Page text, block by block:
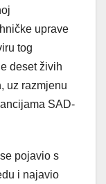
uprave
tog
deset živih
uz razmjenu
SAD-
pojavio s
i najavio